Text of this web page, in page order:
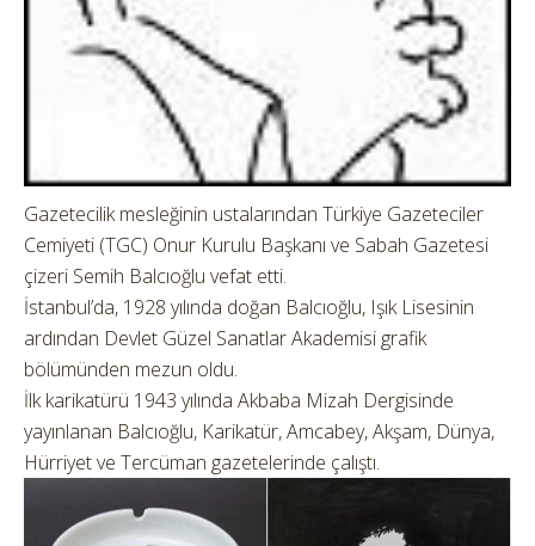
Gazetecilik mesleğinin ustalarından Türkiye Gazeteciler
Cemiyeti (TGC) Onur Kurulu Başkanı ve Sabah Gazetesi
çizeri Semih Balcıoğlu vefat etti.
İstanbul’da, 1928 yılında doğan Balcıoğlu, Işık Lisesinin
ardından Devlet Güzel Sanatlar Akademisi grafik
bölümünden mezun oldu.
İlk karikatürü 1943 yılında Akbaba Mizah Dergisinde
yayınlanan Balcıoğlu, Karikatür, Amcabey, Akşam, Dünya,
Hürriyet ve Tercüman gazetelerinde çalıştı.